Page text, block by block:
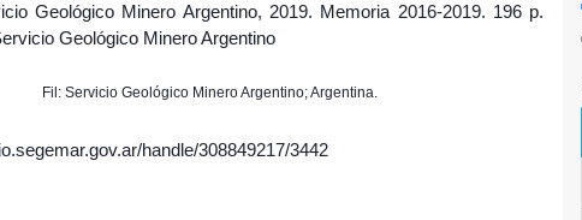
Geológico Minero Argentino, 2019. Memoria 2016-2019. 196 p.
Geológico Minero Argentino
Fil: Servicio Geológico Minero Argentino; Argentina.
handle/308849217/3442